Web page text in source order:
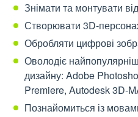
Знімати та монтувати
Створювати 3D-
Обробляти цифрові
Оволодіє
дизайну: Adobe
Premiere, Autodesk 3D-
Познайомиться із